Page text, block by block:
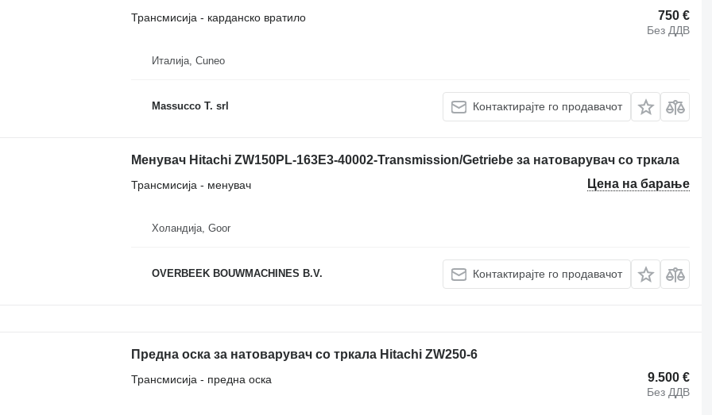
750 €
Без ДДВ
Трансмисија - карданско вратило
Италија, Cuneo
Massucco T. srl Контактирајте го продавачот
Менувач Hitachi ZW150PL-163E3-40002-Transmission/Getriebe за натоварувач со тркала
Цена на барање
Трансмисија - менувач
Холандија, Goor
OVERBEEK BOUWMACHINES B.V. Контактирајте го продавачот
Предна оска за натоварувач со тркала Hitachi ZW250-6
9.500 €
Без ДДВ
Трансмисија - предна оска